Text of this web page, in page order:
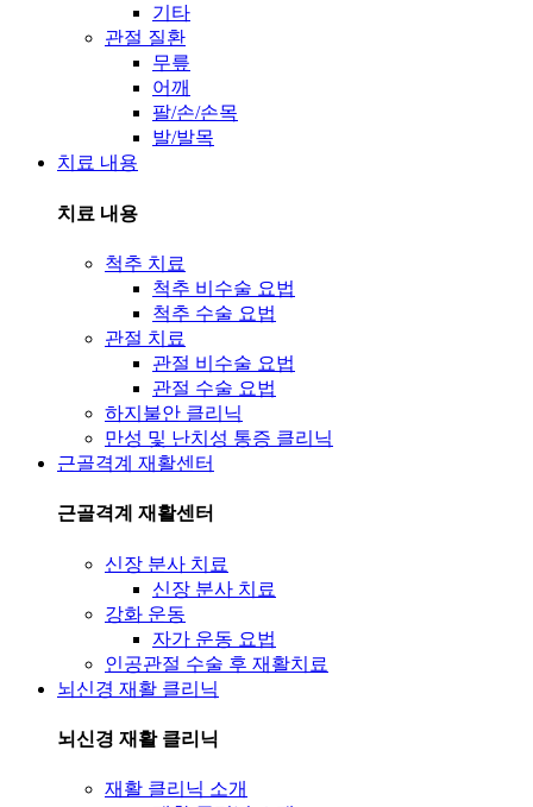
기타
관절 질환
무릎
어깨
팔/손/손목
발/발목
치료 내용
치료 내용
척추 치료
척추 비수술 요법
척추 수술 요법
관절 치료
관절 비수술 요법
관절 수술 요법
하지불안 클리닉
만성 및 난치성 통증 클리닉
근골격계 재활센터
근골격계 재활센터
신장 분사 치료
신장 분사 치료
강화 운동
자가 운동 요법
인공관절 수술 후 재활치료
뇌신경 재활 클리닉
뇌신경 재활 클리닉
재활 클리닉 소개